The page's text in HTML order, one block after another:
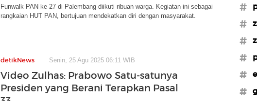
Funwalk PAN ke-27 di Palembang diikuti ribuan warga. Kegiatan ini sebagai
rangkaian HUT PAN, bertujuan mendekatkan diri dengan masyarakat.
detikNews Senin, 25 Agu 2025 06:11 WIB
Video Zulhas: Prabowo Satu-satunya
Presiden yang Berani Terapkan Pasal